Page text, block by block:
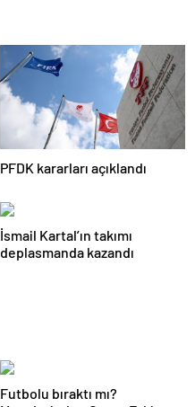
PFDK kararları açıklandı
İsmail Kartal’ın takımı
deplasmanda kazandı
Futbolu bıraktı mı?